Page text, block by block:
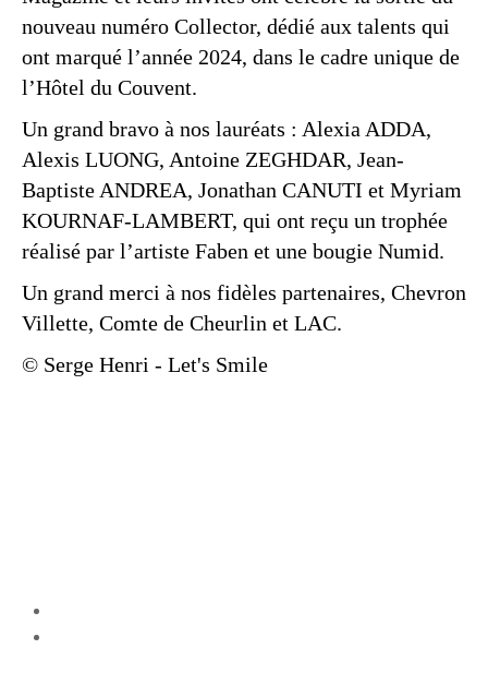
nouveau numéro Collector, dédié aux talents qui
ont marqué l’année 2024, dans le cadre unique de
l’Hôtel du Couvent.
Un grand bravo à nos lauréats : Alexia ADDA,
Alexis LUONG, Antoine ZEGHDAR, Jean-
Baptiste ANDREA, Jonathan CANUTI et Myriam
KOURNAF-LAMBERT, qui ont reçu un trophée
réalisé par l’artiste Faben et une bougie Numid.
Un grand merci à nos fidèles partenaires, Chevron
Villette, Comte de Cheurlin et LAC.
© Serge Henri - Let's Smile